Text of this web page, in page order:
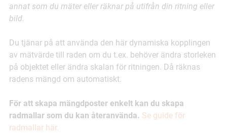
annat som du mäter eller räknar på utifrån din ritning eller
bild.
Du tjänar på att använda den här dynamiska kopplingen
av mätvärde till raden om du t.ex. behöver ändra storleken
på objektet eller ändra skalan för ritningen. Då räknas
radens mängd om automatiskt.
För att skapa mängdposter enkelt kan du skapa
radmallar som du kan återanvända. Se guide för
radmallar här.